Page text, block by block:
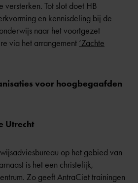
versterken. Tot slot doet HB
en kennisdeling bij de
naar het voortgezet
via het arrangement ‘Zachte
voor hoogbegaafden
Utrecht
op het gebied van
is het een christelijk,
Zo geeft AntraCiet trainingen